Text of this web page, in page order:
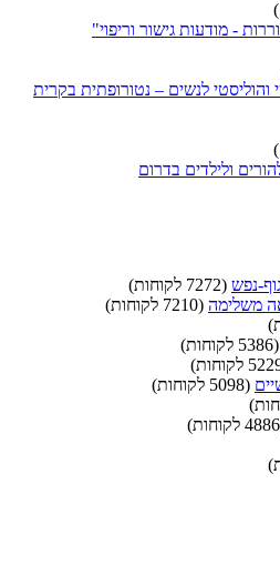
- מודעות גישור וריפוי"
והוליסטי לנשים – נטורופתית בקרית
ולילדים בדרום
נפש (7272 לקוחות)
משלימה (7210 לקוחות)
(5386 לקוחות)
(5098 לקוחות)